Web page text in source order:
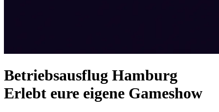
Betriebsausflug Hamburg
Erlebt eure eigene Gameshow